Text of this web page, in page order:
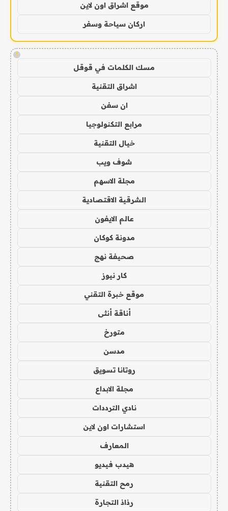
موقع اشراق اون لاين
اركان سياحة وسفر
!
مسك الكلمات في قوقل
اشراق التقنية
ان سفن
مرابع التكنولوجيا
خيال التقنية
شوف ويب
مجلة الاسهم
الشرقية الاقتصادية
عالم الايفون
مدونة كوكان
صحيفة نهج
كار نيوز
موقع خبرة التقني
أناقة أنثى
متورخ
مدسن
روتانا تسويق
مجلة الابداع
نادي الترددات
استشارات اون لاين
المعارف
هيدب فيديو
رمح التقنية
رذاذ التجارة